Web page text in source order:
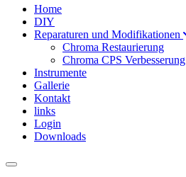
Home
DIY
Reparaturen und Modifikationen
Chroma Restaurierung
Chroma CPS Verbesserung
Instrumente
Gallerie
Kontakt
links
Login
Downloads